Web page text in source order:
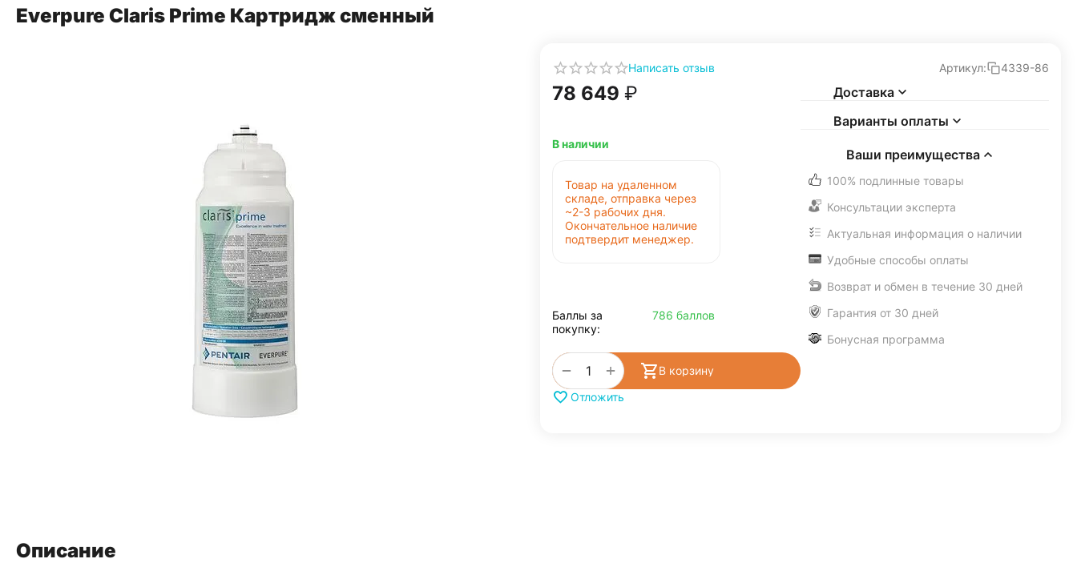
Everpure Claris Prime Картридж сменный
Написать отзыв Артикул: 4339-86
78 649 ₽
В наличии
Товар на удаленном
складе, отправка через
~2-3 рабочих дня.
Окончательное наличие
подтвердит менеджер.
Баллы за
покупку:
786 баллов
+
−
В корзину
Отложить
Доставка
Варианты оплаты
Ваши преимущества
100% подлинные товары
Консультации эксперта
Актуальная информация о наличии
Удобные способы оплаты
Возврат и обмен в течение 30 дней
Гарантия от 30 дней
Бонусная программа
Описание